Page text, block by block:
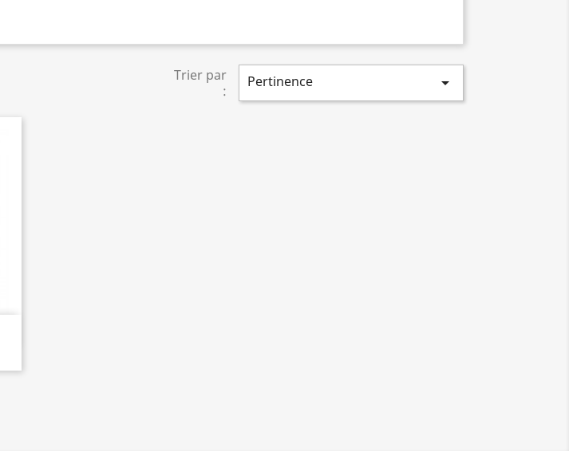
Trier par
:
Pertinence 